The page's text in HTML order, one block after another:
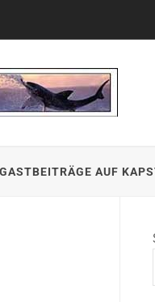
GASTBEITRÄGE AUF